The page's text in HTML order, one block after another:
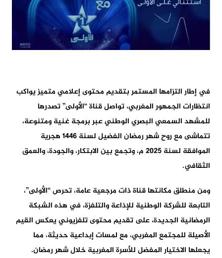
في إطار التزامها المستمر بتقديم محتوى إعلامي متميز يواكب
انتظارات الجمهور المغربي، تواصل قناة “الأولى” تصدرها
للمشهد السمعي البصري الوطني عبر برمجة غنية ومتنوعة،
تتماشى مع روح شهر رمضان الفضيل لسنة 1446 هجرية
الموافقة لسنة 2025 م، وتجمع بين الابتكار، والجودة، والعمق
الثقافي.
ومن منطلق مكانتها قناة ذات مرجعية عامة، تحرص “الأولى”،
التابعة للشركة الوطنية للإذاعة والتلفزة، في هذه الشبكة
الرمضانية الجديدة، على تقديم محتوى تلفزيوني يعكس القيم
الأصيلة للمجتمع المغربي، مع لمسات إبداعية حديثة، مما
يجعلها الاختيار المفضل للأسرة المغربية خلال شهر رمضان.